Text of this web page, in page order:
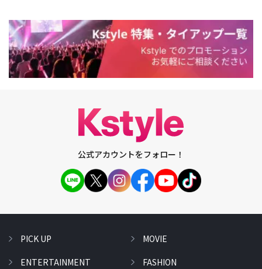
公式アカウントをフォロー！
PICK UP
ENTERTAINMENT
MOVIE
FASHION